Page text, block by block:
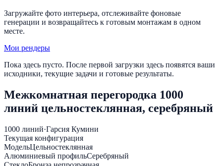
Загружайте фото интерьера, отслеживайте фоновые
генерации и возвращайтесь к готовым монтажам в одном
месте.
Мои рендеры
Пока здесь пусто. После первой загрузки здесь появятся ваши
исходники, текущие задачи и готовые результаты.
Межкомнатная перегородка 1000
линий цельностеклянная, серебряный
1000 линий·Гарсия Кумини
Текущая конфигурация
МодельЦельностеклянная
Алюминиевый профильСеребряный